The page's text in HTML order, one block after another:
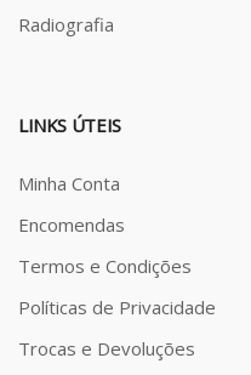
Radiografia
LINKS ÚTEIS
Minha Conta
Encomendas
Termos e Condições
Políticas de Privacidade
Trocas e Devoluções